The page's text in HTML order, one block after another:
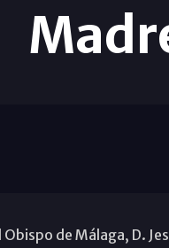
de Málaga, D.